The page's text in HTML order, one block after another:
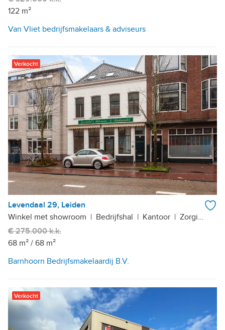
122 m²
Van Vliet bedrijfsmakelaars & adviseurs
Verkocht
Levendaal 29, Leiden
Winkel met showroom | Bedrijfshal | Kantoor | Zorginstelling
€ 275.000 k.k.
68 m² / 68 m²
Barnhoorn Bedrijfsmakelaardij B.V.
Verkocht